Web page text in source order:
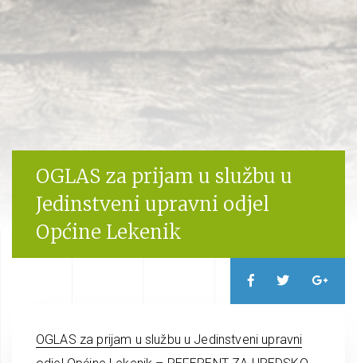
OGLAS za prijam u službu u
Jedinstveni upravni odjel
Općine Lekenik
OGLAS za prijam u službu u Jedinstveni upravni